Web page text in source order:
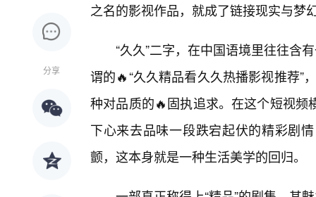
分享
之名的影视作品，就成了链接现实与梦
“久久”二字，在中国语境里往往含
谓的🔥“久久精品看久久热播影视推荐”
种对品质的🔥固执追求。在这个短视
下心来去品味一段跌宕起伏的精彩剧
颤，这本身就是一种生活美学的回归。